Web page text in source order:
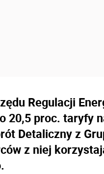
Regulacji
20,5 proc. taryfy
Detaliczny z
z niej